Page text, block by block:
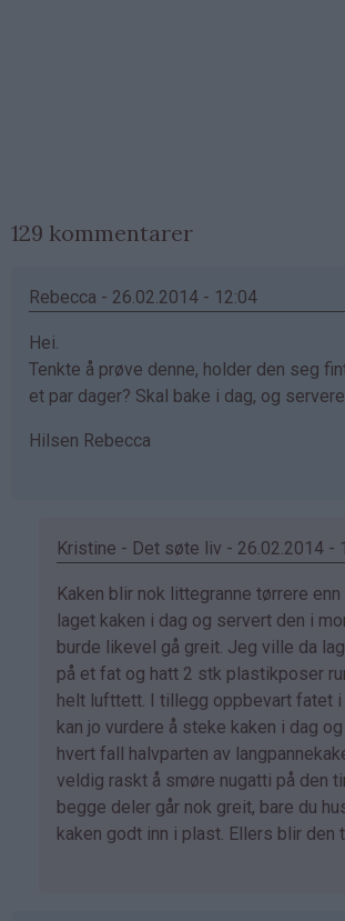
129 kommentarer
Rebecca - 26.02.2014 - 12:04
Hei.
Tenkte å prøve denne, holder den seg
et par dager? Skal bake i dag, og
Hilsen Rebecca
Kristine - Det søte liv - 26.02.2014 -
Som
svar
på
av
Rebecca
(ikke
bekreftet)
Kaken blir nok littegranne tørrere
laget kaken i dag og servert den i
burde likevel gå greit. Jeg ville da
på et fat og hatt 2 stk plastikposer
helt lufttett. I tillegg oppbevart fatet i
kan jo vurdere å steke kaken i dag
hvert fall halvparten av
veldig raskt å smøre nugatti på den
begge deler går nok greit, bare du
kaken godt inn i plast. Ellers blir den